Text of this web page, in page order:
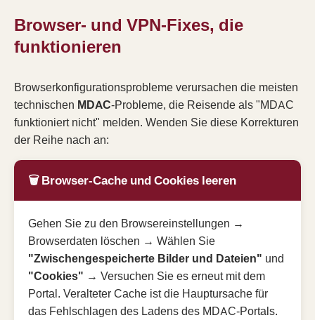
Browser- und VPN-Fixes, die
funktionieren
Browserkonfigurationsprobleme verursachen die meisten
technischen MDAC-Probleme, die Reisende als "MDAC
funktioniert nicht" melden. Wenden Sie diese Korrekturen
der Reihe nach an:
🗑️ Browser-Cache und Cookies leeren
Gehen Sie zu den Browsereinstellungen →
Browserdaten löschen → Wählen Sie
"Zwischengespeicherte Bilder und Dateien" und
"Cookies" → Versuchen Sie es erneut mit dem
Portal. Veralteter Cache ist die Hauptursache für
das Fehlschlagen des Ladens des MDAC-Portals.